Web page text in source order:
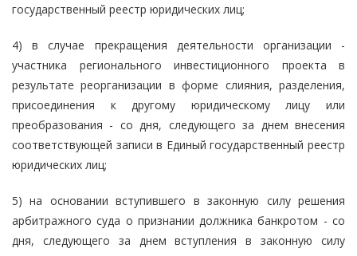
государственный реестр юридических лиц;
4) в случае прекращения деятельности организации -
участника регионального инвестиционного проекта в
результате реорганизации в форме слияния, разделения,
присоединения к другому юридическому лицу или
преобразования - со дня, следующего за днем внесения
соответствующей записи в Единый государственный реестр
юридических лиц;
5) на основании вступившего в законную силу решения
арбитражного суда о признании должника банкротом - со
дня, следующего за днем вступления в законную силу